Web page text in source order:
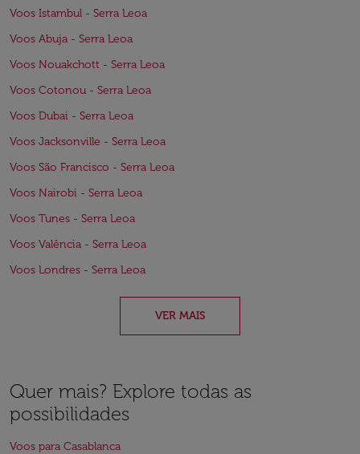
Voos Istambul - Serra Leoa
Voos Abuja - Serra Leoa
Voos Nouakchott - Serra Leoa
Voos Cotonou - Serra Leoa
Voos Dubai - Serra Leoa
Voos Jacksonville - Serra Leoa
Voos São Francisco - Serra Leoa
Voos Nairobi - Serra Leoa
Voos Tunes - Serra Leoa
Voos Valência - Serra Leoa
Voos Londres - Serra Leoa
VER MAIS
Quer mais? Explore todas as
possibilidades
Voos para Casablanca